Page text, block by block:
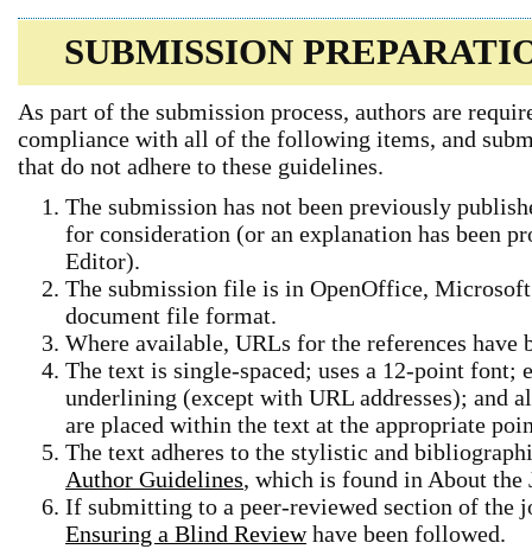
SUBMISSION
As part of the submission process, authors are
compliance with all of the following items, and
that do not adhere to these guidelines.
The submission has not been previously
for consideration (or an explanation has been
Editor).
The submission file is in OpenOffice,
document file format.
Where available, URLs for the references have
The text is single-spaced; uses a 12-point font;
underlining (except with URL addresses); and
are placed within the text at the appropriate
The text adheres to the stylistic and
Author Guidelines, which is found in About the
If submitting to a peer-reviewed section of the
Ensuring a Blind Reviewhave been followed.